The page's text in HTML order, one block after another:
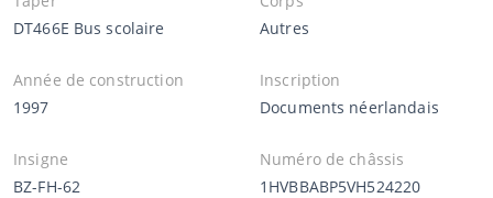
DT466E Bus scolaire
Autres
Année de construction
1997
Inscription
Documents néerlandais
Insigne
BZ-FH-62
Numéro de châssis
1HVBBABP5VH524220